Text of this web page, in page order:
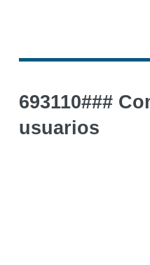
693110###
usuarios